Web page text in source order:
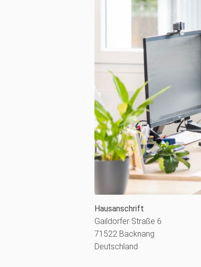
Hausanschrift
Gaildorfer Straße 6
71522 Backnang
Deutschland